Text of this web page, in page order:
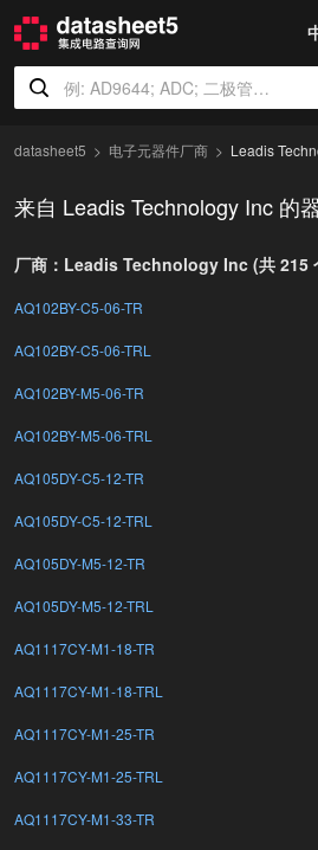
datasheet5 电子元器件厂商 Leadis
来自 Leadis Technology Inc 的
厂商：Leadis Technology Inc (共 215
AQ102BY-C5-06-TR
AQ102BY-C5-06-TRL
AQ102BY-M5-06-TR
AQ102BY-M5-06-TRL
AQ105DY-C5-12-TR
AQ105DY-C5-12-TRL
AQ105DY-M5-12-TR
AQ105DY-M5-12-TRL
AQ1117CY-M1-18-TR
AQ1117CY-M1-18-TRL
AQ1117CY-M1-25-TR
AQ1117CY-M1-25-TRL
AQ1117CY-M1-33-TR